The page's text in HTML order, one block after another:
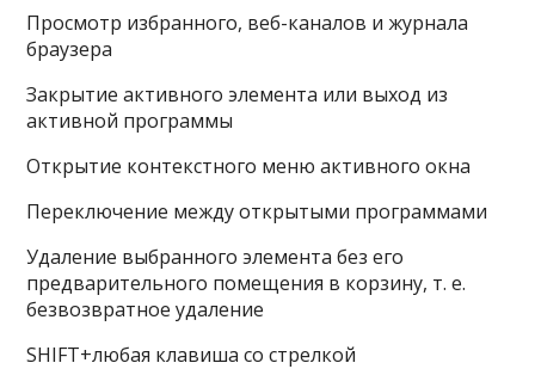
Просмотр избранного, веб-каналов и журнала
браузера
Закрытие активного элемента или выход из
активной программы
Открытие контекстного меню активного окна
Переключение между открытыми программами
Удаление выбранного элемента без его
предварительного помещения в корзину, т. е.
безвозвратное удаление
SHIFT+любая клавиша со стрелкой